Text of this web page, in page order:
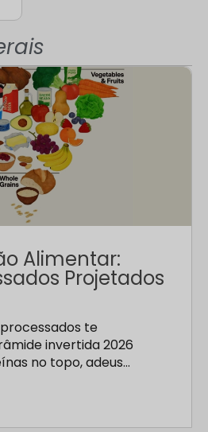
Alimentar:
Projetados
te
invertida 2026
no topo, adeus…